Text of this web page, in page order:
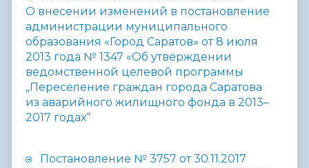
О внесении изменений в постановление
администрации муниципального
образования «Город Саратов» от 8 июля
2013 года № 1347 «Об утверждении
ведомственной целевой программы
„Переселение граждан города Саратова
из аварийного жилищного фонда в 2013–
2017 годах“
Постановление № 3757 от 30.11.2017